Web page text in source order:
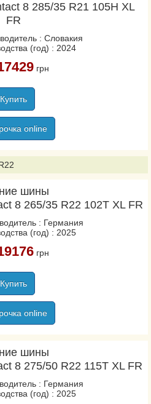
8 285/35 R21 105H XL
FR
: Словакия
(год) : 2024
грн
Купить
online
шины
8 265/35 R22 102T XL FR
: Германия
(год) : 2025
грн
Купить
online
шины
8 275/50 R22 115T XL FR
: Германия
(год) : 2025